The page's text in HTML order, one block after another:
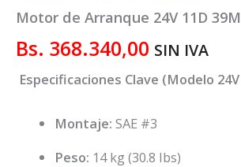
Motor de Arranque 24V 11D
Bs. 368.340,00 SIN IVA
Especificaciones Clave (Modelo
Montaje: SAE #3
Peso: 14 kg (30.8 lbs)